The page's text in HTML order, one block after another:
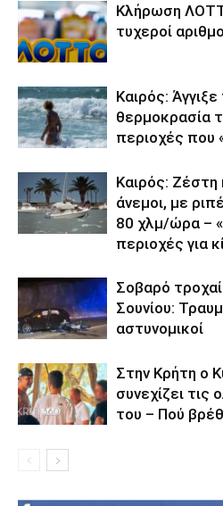
Κλήρωση
τυχεροί
Καιρός:
θερμοκρασία
περιοχές που
Καιρός: Ζέστη
άνεμοι, με
80 χλμ/ώρα –
περιοχές για
Σοβαρό
Σουνίου:
αστυνομικοί
Στην Κρήτη ο
συνεχίζει τις
του – Πού